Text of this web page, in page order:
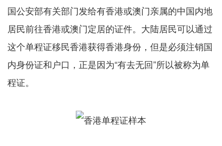
国公安部有关部门发给有香港或澳门亲属的中国内地
居民前往香港或澳门定居的证件。大陆居民可以通过
这个单程证移民香港获得香港身份，但是必须注销国
内身份证和户口，正是因为“有去无回”所以被称为单
程证。